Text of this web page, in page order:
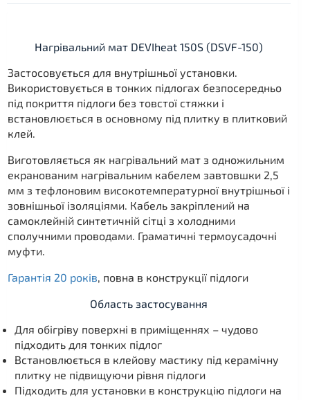
Нагрівальний мат DEVIheat 150S (DSVF-150)
Застосовується для внутрішньої установки.
Використовується в тонких підлогах безпосередньо
під покриття підлоги без товстої стяжки і
встановлюється в основному під плитку в плитковий
клей.
Виготовляється як нагрівальний мат з одножильним
екранованим нагрівальним кабелем завтовшки 2,5
мм з тефлоновим високотемпературної внутрішньої і
зовнішньої ізоляціями. Кабель закріплений на
самоклейній синтетичній сітці з холодними
сполучними проводами. Граматичні термоусадочні
муфти.
Гарантія 20 років, повна в конструкції підлоги
Область застосування
Для обігріву поверхні в приміщеннях – чудово
підходить для тонких підлог
Встановлюється в клейову мастику під керамічну
плитку не підвищуючи рівня підлоги
Підходить для установки в конструкцію підлоги на